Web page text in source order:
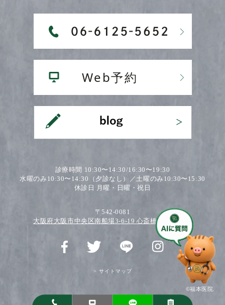
診療時間 10:30〜14:30/16:30〜19:30
水曜のみ10:30〜14:30（夕診なし）／土曜のみ10:30〜15:30
休診日 月曜・日曜・祝日
〒542-0081
大阪府大阪市中央区南船場3-6-19 心斎橋ワダビル2F
> サイトマップ
©福本医院.